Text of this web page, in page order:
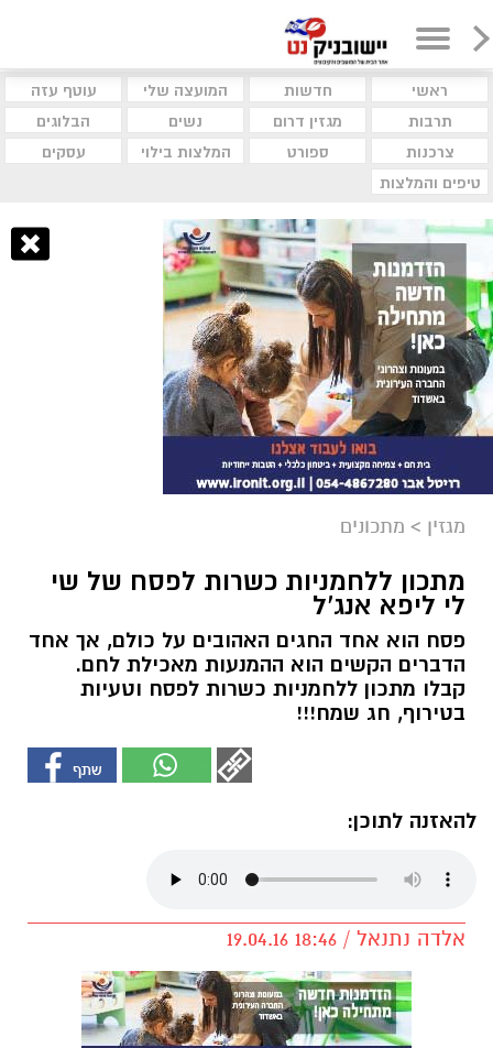
ראשי חדשות המועצה שלי
עוטף עזה
תרבות
מגזין דרום נשים
הבלוגים
צרכנות
ספורט המלצות בילוי
עסקים
טיפים והמלצות
מגזין > מתכונים
מתכון ללחמניות כשרות לפסח של שי
לי ליפא אנג'ל
פסח הוא אחד החגים האהובים על כולם, אך אחד
הדברים הקשים הוא ההמנעות מאכילת לחם.
קבלו מתכון ללחמניות כשרות לפסח וטעיות
בטירוף, חג שמח!!!
להאזנה לתוכן:
אלדה נתנאל / 18:46 19.04.16